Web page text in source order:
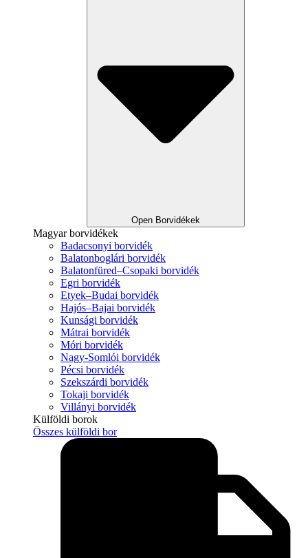
Open Borvidékek
Magyar borvidékek
Badacsonyi borvidék
Balatonboglári borvidék
Balatonfüred–Csopaki borvidék
Egri borvidék
Etyek–Budai borvidék
Hajós–Bajai borvidék
Kunsági borvidék
Mátrai borvidék
Móri borvidék
Nagy-Somlói borvidék
Pécsi borvidék
Szekszárdi borvidék
Tokaji borvidék
Villányi borvidék
Külföldi borok
Összes külföldi bor